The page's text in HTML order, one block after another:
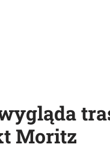
Moritz